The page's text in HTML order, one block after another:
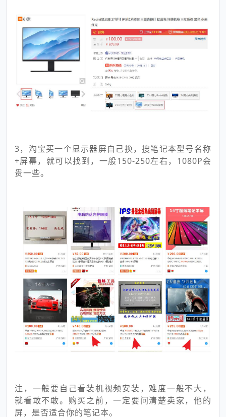
3，淘宝买一个显示器屏自己换，搜笔记本型号名称
+屏幕，就可以找到，一般150-250左右，1080P会
贵一些。
注，一般要自己看装机视频安装，难度一般不大，
就看敢不敢。购买之前，一定要问清楚卖家，他的
屏，是否适合你的笔记本。